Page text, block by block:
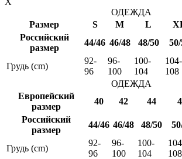
ОДЕЖДА
Размер
S M L
Российский
размер
44/46 46/48 48/50
Грудь (cm)
92-
96
96-
100
100-
104
104-
108
ОДЕЖДА
Европейский
размер
40 42 44
Российский
размер
44/46 46/48 48/50
Грудь (cm)
92-
96
96-
100
100-
104
108